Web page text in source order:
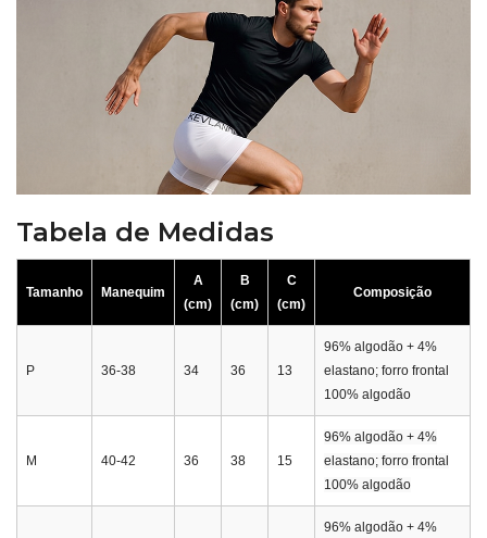
Tabela de Medidas
Tamanho Manequim
A
(cm)
B
(cm)
C
(cm)
Composição
P 36-38 34 36 13
96% algodão + 4%
elastano; forro frontal
100% algodão
M 40-42 36 38 15
96% algodão + 4%
elastano; forro frontal
100% algodão
96% algodão + 4%